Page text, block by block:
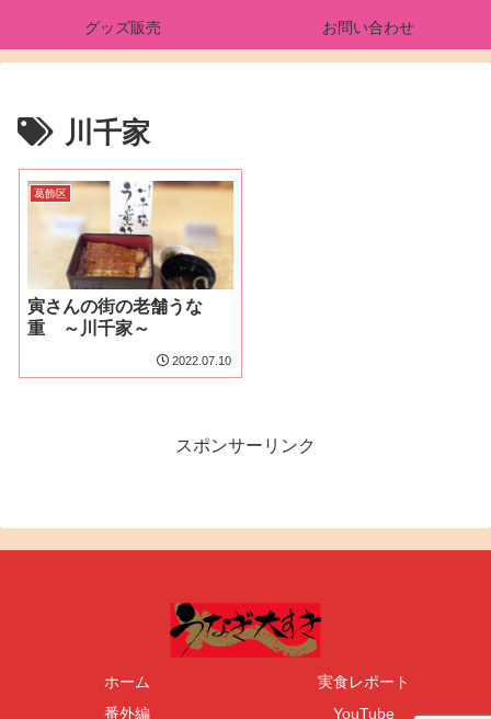
グッズ販売 お問い合わせ
川千家
葛飾区
寅さんの街の老舗うな
重 ～川千家～
2022.07.10
スポンサーリンク
ホーム
実食レポート
番外編
YouTube